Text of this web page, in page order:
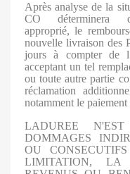
Après analyse de la
CO déterminera
approprié, le
nouvelle livraison des
jours à compter de
acceptant un tel
ou toute autre partie
réclamation
notamment le paiement
LADUREE
DOMMAGES
OU
LIMITATION,